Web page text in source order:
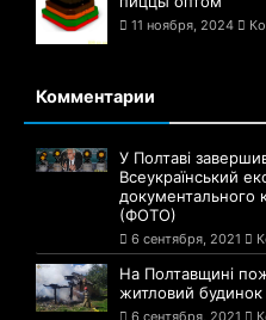
11 ноября, 2024
Комментарии
У Полтаві
Всеукраїнський
документального
(ФОТО)
6 сентября, 2021
На Полтавщині
житловий будинок
6 сентября, 2021